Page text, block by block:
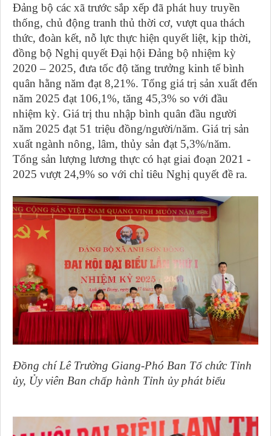
Đảng bộ các xã trước sắp xếp đã phát huy truyền
thống, chủ động tranh thủ thời cơ, vượt qua thách
thức, đoàn kết, nỗ lực thực hiện quyết liệt, kịp thời,
đồng bộ Nghị quyết Đại hội Đảng bộ nhiệm kỳ
2020 – 2025, đưa tốc độ tăng trưởng kinh tế bình
quân hằng năm đạt 8,21%. Tổng giá trị sản xuất đến
năm 2025 đạt 106,1%, tăng 45,3% so với đầu
nhiệm kỳ. Giá trị thu nhập bình quân đầu người
năm 2025 đạt 51 triệu đồng/người/năm. Giá trị sản
xuất ngành nông, lâm, thủy sản đạt 5,3%/năm.
Tổng sản lượng lương thực có hạt giai đoạn 2021 -
2025 vượt 24,9% so với chỉ tiêu Nghị quyết đề ra.
Đồng chí Lê Trường Giang-Phó Ban Tổ chức Tỉnh
ủy, Ủy viên Ban chấp hành Tỉnh ủy phát biểu